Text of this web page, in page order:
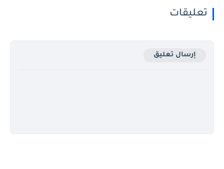
تعليقات
إرسال تعليق